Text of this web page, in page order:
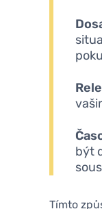
být
Tímto